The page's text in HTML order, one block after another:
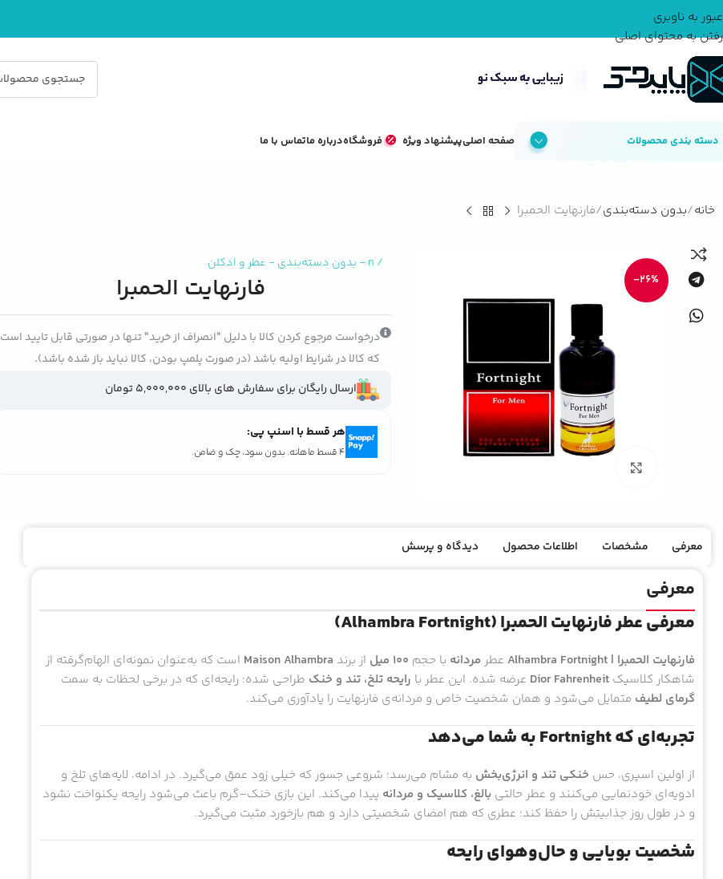
عبور به ناوبری
رفتن به محتوای اصلی
دسته بندی محصولات صفحه اصلیپیشنهاد ویژه فروشگاهدرباره ماتماس با ما
خانه بدون دسته‌بندی فارنهایت الحمبرا
-26%
/
n
- بدون دسته‌بندی- عطر و ادکلن
فارنهایت الحمبرا
درخواست مرجوع کردن کالا با دلیل "انصراف از خرید" تنها در صورتی قابل تایید است
که کالا در شرایط اولیه باشد (در صورت پلمپ بودن، کالا نباید باز شده باشد).
ارسال رایگان برای سفارش های بالای 5,000,000 تومان
هر قسط با اسنپ پی:
4 قسط ماهانه. بدون سود، چک و ضامن.
معرفی مشخصات اطلاعات محصول دیدگاه و پرسش
معرفی
معرفی عطر فارنهایت الحمبرا (Alhambra Fortnight)
فارنهایت الحمبرا | Alhambra Fortnight عطر مردانه با حجم 100 میل از برند Maison Alhambra است که به‌عنوان نمونه‌ای الهام‌گرفته از
شاهکار کلاسیک Dior Fahrenheit عرضه شده. این عطر با رایحه تلخ، تند و خنک طراحی شده؛ رایحه‌ای که در برخی لحظات به سمت
گرمای لطیف متمایل می‌شود و همان شخصیت خاص و مردانه‌ی فارنهایت را یادآوری می‌کند.
تجربه‌ای که Fortnight به شما می‌دهد
از اولین اسپری، حس خنکی تند و انرژی‌بخش به مشام می‌رسد؛ شروعی جسور که خیلی زود عمق می‌گیرد. در ادامه، لایه‌های تلخ و
ادویه‌ای خودنمایی می‌کنند و عطر حالتی بالغ، کلاسیک و مردانه پیدا می‌کند. این بازی خنک–گرم باعث می‌شود رایحه یکنواخت نشود
و در طول روز جذابیتش را حفظ کند؛ عطری که هم امضای شخصیتی دارد و هم بازخورد مثبت می‌گیرد.
شخصیت بویایی و حال‌وهوای رایحه